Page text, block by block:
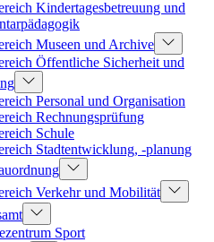
Kindertagesbetreuung und
Museen und Archive
Öffentliche Sicherheit und
Personal und Organisation
Rechnungsprüfung
Schule
Stadtentwicklung, -planung
Verkehr und Mobilität
Sport